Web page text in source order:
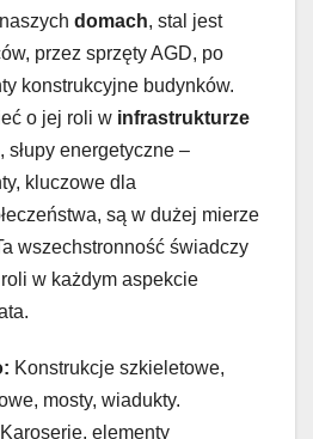
domach, stal jest
przez sprzęty AGD, po
konstrukcyjne budynków.
o jej roli w infrastrukturze
słupy energetyczne –
kluczowe dla
są w dużej mierze
wszechstronność świadczy
w każdym aspekcie
Konstrukcje szkieletowe,
mosty, wiadukty.
Karoserie, elementy